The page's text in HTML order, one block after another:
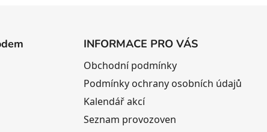
INFORMACE PRO VÁS
Obchodní podmínky
Podmínky ochrany osobních údajů
Kalendář akcí
Seznam provozoven